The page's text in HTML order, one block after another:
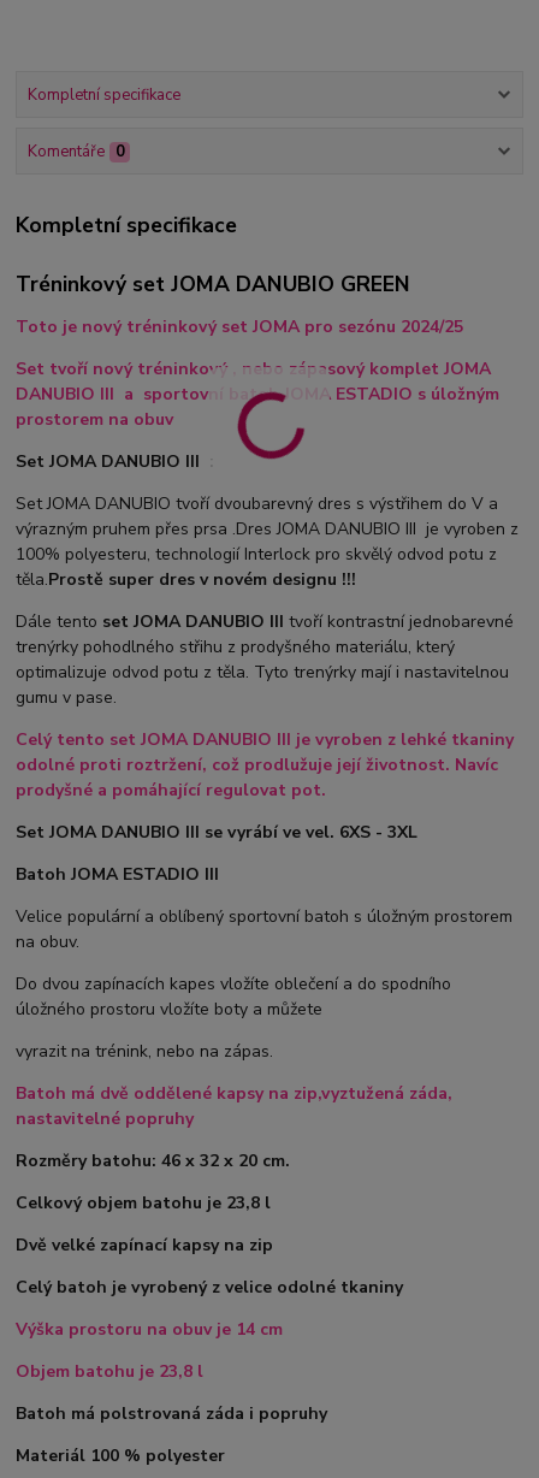
Kompletní specifikace
Komentáře 0
Kompletní specifikace
Tréninkový set JOMA DANUBIO GREEN
Toto je nový tréninkový set JOMA pro sezónu 2024/25
Set tvoří nový tréninkový , nebo zápasový komplet JOMA
DANUBIO III a sportovní batoh JOMA ESTADIO s úložným
prostorem na obuv
Set JOMA DANUBIO III :
Set JOMA DANUBIO tvoří dvoubarevný dres s výstřihem do V a
výrazným pruhem přes prsa .Dres JOMA DANUBIO III je vyroben z
100% polyesteru, technologií Interlock pro skvělý odvod potu z
těla.Prostě super dres v novém designu !!!
Dále tento set JOMA DANUBIO III tvoří kontrastní jednobarevné
trenýrky pohodlného střihu z prodyšného materiálu, který
optimalizuje odvod potu z těla. Tyto trenýrky mají i nastavitelnou
gumu v pase.
Celý tento set JOMA DANUBIO III je vyroben z lehké tkaniny
odolné proti roztržení, což prodlužuje její životnost. Navíc
prodyšné a pomáhající regulovat pot.
Set JOMA DANUBIO III se vyrábí ve vel. 6XS - 3XL
Batoh JOMA ESTADIO III
Velice populární a oblíbený sportovní batoh s úložným prostorem
na obuv.
Do dvou zapínacích kapes vložíte oblečení a do spodního
úložného prostoru vložíte boty a můžete
vyrazit na trénink, nebo na zápas.
Batoh má dvě oddělené kapsy na zip,vyztužená záda,
nastavitelné popruhy
Rozměry batohu: 46 x 32 x 20 cm.
Celkový objem batohu je 23,8 l
Dvě velké zapínací kapsy na zip
Celý batoh je vyrobený z velice odolné tkaniny
Výška prostoru na obuv je 14 cm
Objem batohu je 23,8 l
Batoh má polstrovaná záda i popruhy
Materiál 100 % polyester